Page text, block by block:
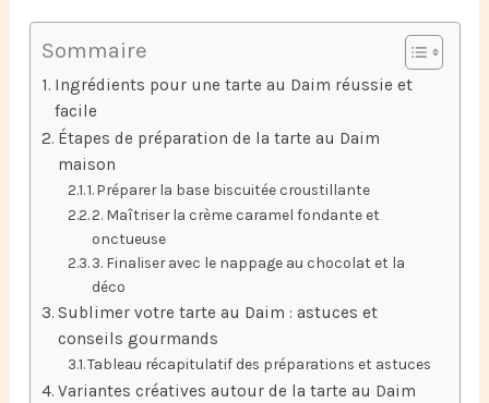
Sommaire
Ingrédients pour une tarte au Daim réussie et
facile
Étapes de préparation de la tarte au Daim
maison
1. Préparer la base biscuitée croustillante
2. Maîtriser la crème caramel fondante et
onctueuse
3. Finaliser avec le nappage au chocolat et la
déco
Sublimer votre tarte au Daim : astuces et
conseils gourmands
Tableau récapitulatif des préparations et astuces
Variantes créatives autour de la tarte au Daim